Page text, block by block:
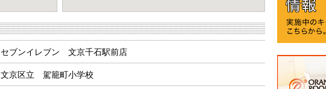
セブンイレブン 文京千石駅前店
文京区立 駕籠町小学校